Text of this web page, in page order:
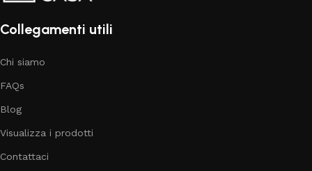
Collegamenti utili
Chi siamo
FAQs
Blog
Visualizza i prodotti
Contattaci